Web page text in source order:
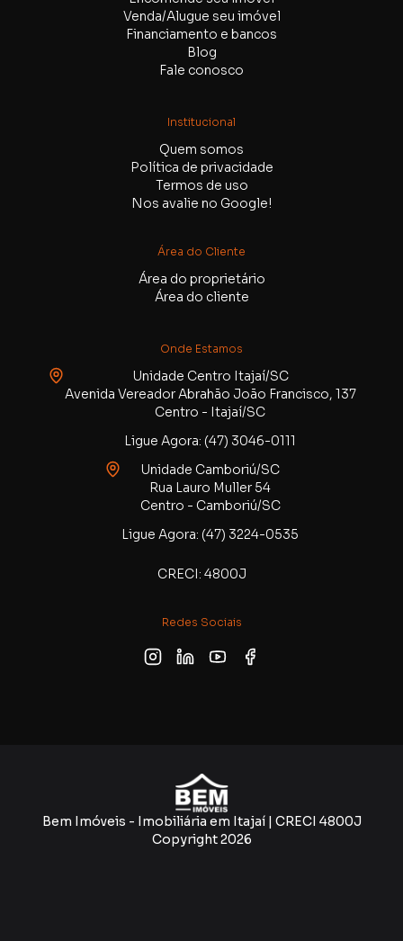
Venda/Alugue seu imóvel
Financiamento e bancos
Blog
Fale conosco
Institucional
Quem somos
Política de privacidade
Termos de uso
Nos avalie no Google!
Área do Cliente
Área do proprietário
Área do cliente
Onde Estamos
Unidade Centro Itajaí/SC
Avenida Vereador Abrahão João Francisco, 137
Centro - Itajaí/SC
Ligue Agora: (47) 3046-0111
Unidade Camboriú/SC
Rua Lauro Muller 54
Centro - Camboriú/SC
Ligue Agora: (47) 3224-0535
CRECI: 4800J
Redes Sociais
Bem Imóveis - Imobiliária em Itajaí | CRECI 4800J
Copyright2026